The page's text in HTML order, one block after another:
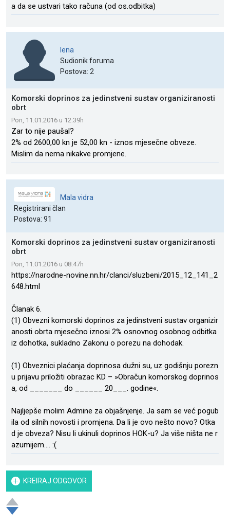
a da se ustvari tako računa (od os.odbitka)
lena
Sudionik foruma
Postova: 2
Komorski doprinos za jedinstveni sustav organiziranosti
obrt
Pon, 11.01.2016 u 12:39h
Zar to nije paušal?
2% od 2600,00 kn je 52,00 kn - iznos mjesečne obveze.
Mislim da nema nikakve promjene.
Mala vidra
Registrirani član
Postova: 91
Komorski doprinos za jedinstveni sustav organiziranosti
obrt
Pon, 11.01.2016 u 08:47h
https://narodne-novine.nn.hr/clanci/sluzbeni/2015_12_141_2
648.html
Članak 6.
(1) Obvezni komorski doprinos za jedinstveni sustav organizir
anosti obrta mjesečno iznosi 2% osnovnog osobnog odbitka
iz dohotka, sukladno Zakonu o porezu na dohodak.
(1) Obveznici plaćanja doprinosa dužni su, uz godišnju porezn
u prijavu priložiti obrazac KD – »Obračun komorskog doprinos
a, od _______ do ______ 20___. godine«.
Najljepše molim Admine za objašnjenje. Ja sam se već pogub
ila od silnih novosti i promjena. Da li je ovo nešto novo? Otka
d je obveza? Nisu li ukinuli doprinos HOK-u? Ja više ništa ne r
azumijem.... :(
KREIRAJ ODGOVOR